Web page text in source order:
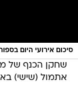
סיכום אירועי היום בספורט,
שחקן הכנף של
אתמול (שישי)